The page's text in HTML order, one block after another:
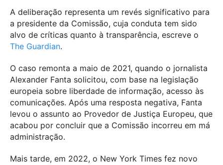
A deliberação representa um revés significativo para
a presidente da Comissão, cuja conduta tem sido
alvo de críticas quanto à transparência, escreve o
The Guardian.
O caso remonta a maio de 2021, quando o jornalista
Alexander Fanta solicitou, com base na legislação
europeia sobre liberdade de informação, acesso às
comunicações. Após uma resposta negativa, Fanta
levou o assunto ao Provedor de Justiça Europeu, que
acabou por concluir que a Comissão incorreu em má
administração.
Mais tarde, em 2022, o New York Times fez novo